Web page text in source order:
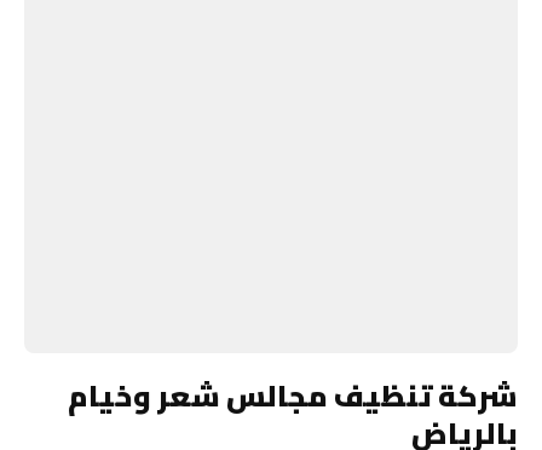
شركة تنظيف مجالس شعر وخيام
بالرياض